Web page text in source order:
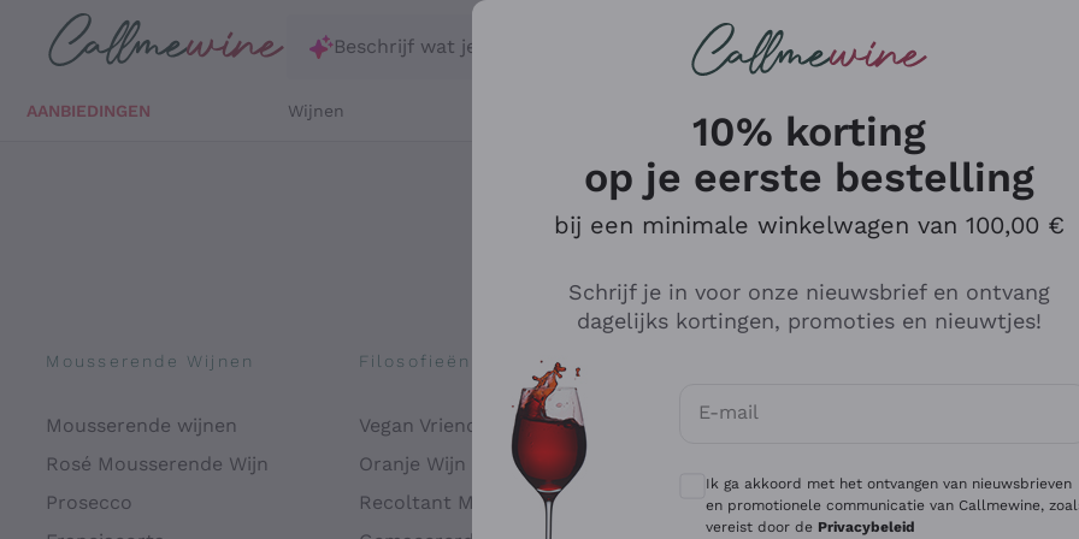
Ga direct naar de hoofdinhoud
Beschrijf wat je zoekt
AANBIEDINGEN Wijnen
Mousserende Wijnen
Mousserende wijnen
Rosé Mousserende Wijn
Prosecco
Filosofieën
Vegan Vriendelijk
Oranje Wijn
Recoltant Manipulant
Antinori
Ca' del Bosco
Gavi
10% korting
op je eerste bestelling
bij een minimale winkelwagen van 100,00 €
Schrijf je in voor onze nieuwsbrief en ontvang
dagelijks kortingen, promoties en nieuwtjes!
E-mail
Optionele toestemmingen om
Ik ga akkoord met het ontvangen van nieuwsbrieven
en promotionele communicatie van Callmewine,
vereist door de Privacybeleid